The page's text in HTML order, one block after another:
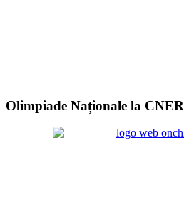
Olimpiade Naționale la CNER